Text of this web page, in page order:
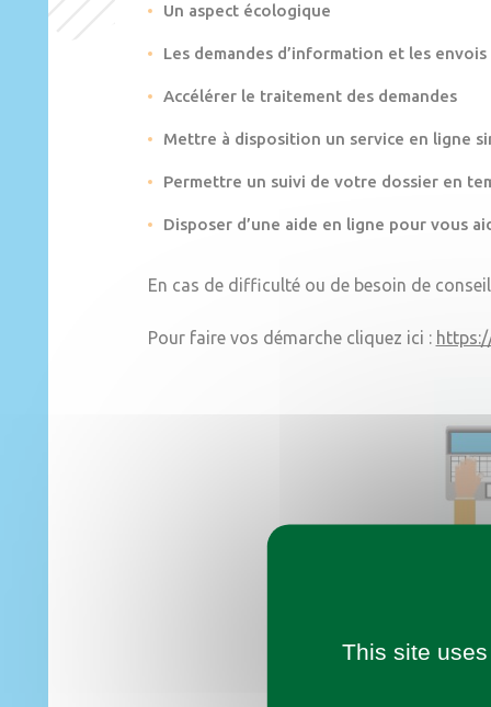
Un aspect écologique
Les demandes d’information et les
Accélérer le traitement des demandes
Mettre à disposition un service en ligne
Permettre un suivi de votre dossier en
Disposer d’une aide en ligne pour vous
En cas de difficulté ou de besoin de
Pour faire vos démarche cliquez ici :
This site